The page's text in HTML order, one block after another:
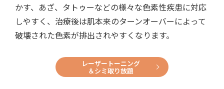
かす、あざ、タトゥーなどの様々な色素性疾患に対応
しやすく、治療後は肌本来のターンオーバーによって
破壊された色素が排出されやすくなります。
レーザートーニング
＆シミ取り放題